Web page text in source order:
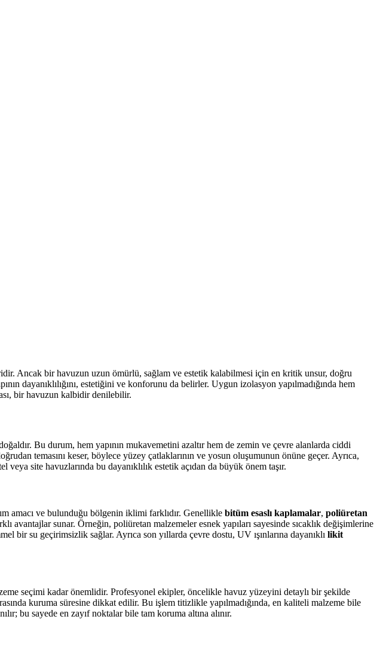
Ancak bir havuzun uzun ömürlü, sağlam ve estetik kalabilmesi için en kritik unsur, doğru
dayanıklılığını, estetiğini ve konforunu da belirler. Uygun izolasyon yapılmadığında hem
bir havuzun kalbidir denilebilir.
Bu durum, hem yapının mukavemetini azaltır hem de zemin ve çevre alanlarda ciddi
temasını keser, böylece yüzey çatlaklarının ve yosun oluşumunun önüne geçer. Ayrıca,
site havuzlarında bu dayanıklılık estetik açıdan da büyük önem taşır.
amacı ve bulunduğu bölgenin iklimi farklıdır. Genellikle bitüm esaslı kaplamalar, poliüretan
avantajlar sunar. Örneğin, poliüretan malzemeler esnek yapıları sayesinde sıcaklık değişimlerine
bir su geçirimsizlik sağlar. Ayrıca son yıllarda çevre dostu, UV ışınlarına dayanıklı likit
seçimi kadar önemlidir. Profesyonel ekipler, öncelikle havuz yüzeyini detaylı bir şekilde
kuruma süresine dikkat edilir. Bu işlem titizlikle yapılmadığında, en kaliteli malzeme bile
bu sayede en zayıf noktalar bile tam koruma altına alınır.